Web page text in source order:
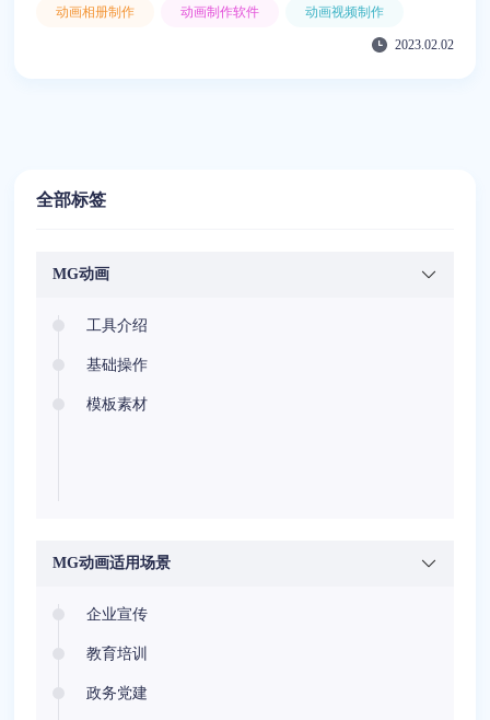
动画相册制作 动画制作软件 动画视频制作
2023.02.02
全部标签
MG动画
工具介绍
基础操作
模板素材
MG动画适用场景
企业宣传
教育培训
政务党建